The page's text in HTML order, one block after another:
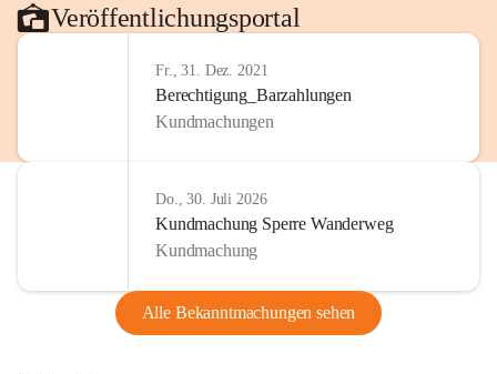
Veröffentlichungsportal
Fr., 31. Dez. 2021
Berechtigung_Barzahlungen
Kundmachungen
Do., 30. Juli 2026
Kundmachung Sperre Wanderweg
Kundmachung
Alle Bekanntmachungen sehen